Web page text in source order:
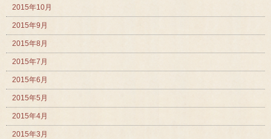
2015年10月
2015年9月
2015年8月
2015年7月
2015年6月
2015年5月
2015年4月
2015年3月